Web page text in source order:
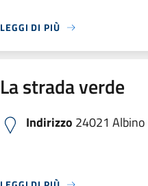
LEGGI DI PIÙ
La strada verde
Indirizzo 24021 Albino